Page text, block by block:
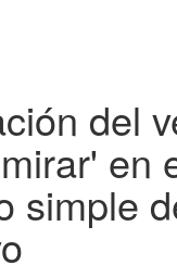
del
en
simple